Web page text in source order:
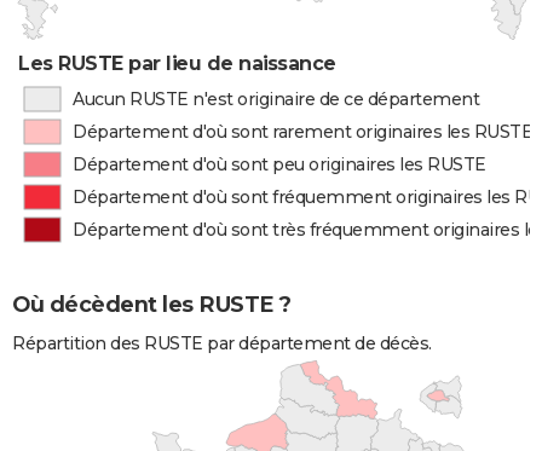
Les RUSTE par lieu de naissance
Aucun RUSTE n'est originaire de ce département
Département d'où sont rarement originaires les RUSTE
Département d'où sont peu originaires les RUSTE
Département d'où sont fréquemment originaires les
Département d'où sont très fréquemment originaires
Où décèdent les RUSTE ?
Répartition des RUSTE par département de décès.